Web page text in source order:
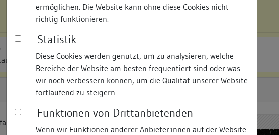
ermöglichen. Die Website kann ohne diese Cookies nicht
richtig funktionieren.
Statistik
Diese Cookies werden genutzt, um zu analysieren, welche
Bereiche der Website am besten frequentiert sind oder was
wir noch verbessern können, um die Qualität unserer Website
fortlaufend zu steigern.
Funktionen von Drittanbietenden
Wenn wir Funktionen anderer Anbieter:innen auf der Website